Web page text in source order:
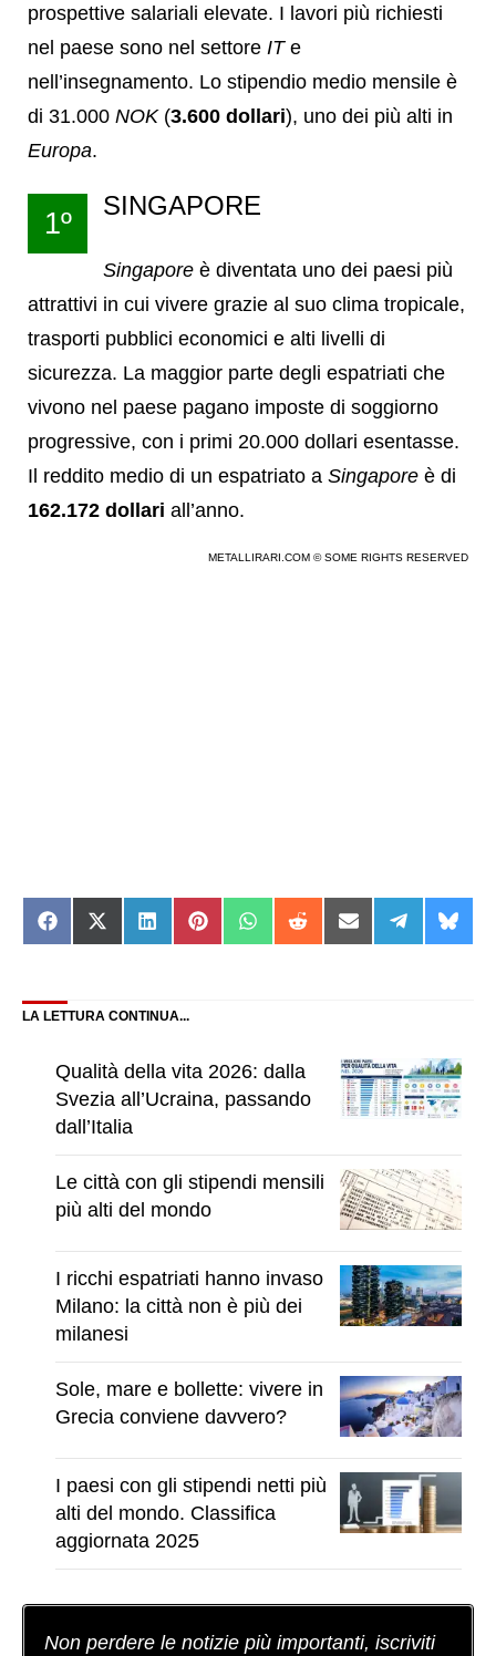
prospettive salariali elevate. I lavori più richiesti
nel paese sono nel settore ITe
nell’insegnamento. Lo stipendio medio mensile è
di 31.000 NOK(3.600 dollari), uno dei più alti in
Europa.
1º
SINGAPORE
Singaporeè diventata uno dei paesi più
attrattivi in cui vivere grazie al suo clima tropicale,
trasporti pubblici economici e alti livelli di
sicurezza. La maggior parte degli espatriati che
vivono nel paese pagano imposte di soggiorno
progressive, con i primi 20.000 dollari esentasse.
Il reddito medio di un espatriato a Singapore è di
162.172 dollari all’anno.
METALLIRARI.COM © SOME RIGHTS RESERVED
Share
on
Share
on
Share
on
Share
on
Share
on
Share
on
Share
on
Share
on
on
LA LETTURA CONTINUA...
Qualità della vita 2026: dalla
Svezia all’Ucraina, passando
dall’Italia
Le città con gli stipendi mensili
più alti del mondo
I ricchi espatriati hanno invaso
Milano: la città non è più dei
milanesi
Sole, mare e bollette: vivere in
Grecia conviene davvero?
I paesi con gli stipendi netti più
alti del mondo. Classifica
aggiornata 2025
Non perdere le notizie più importanti, iscriviti